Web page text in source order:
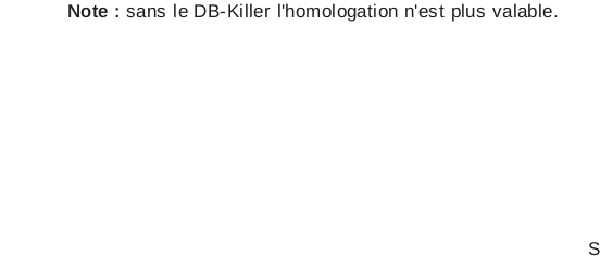
Note : sans le DB-Killer l'homologation n'est plus valable.